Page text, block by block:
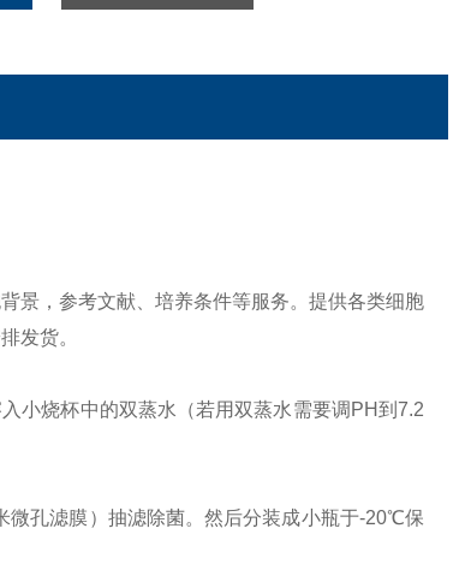
景，参考文献、培养条件等服务。提供各类细胞
发货。
小烧杯中的双蒸水（若用双蒸水需要调PH到7.2
微孔滤膜）抽滤除菌。然后分装成小瓶于-20℃保